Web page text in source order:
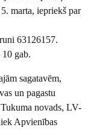
marta, iepriekš par
63126157.
10 gab.
sagatavēm,
un pagastu
novads, LV-
Apvienības